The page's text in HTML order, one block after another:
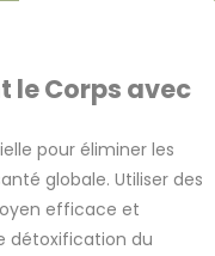
le Corps avec
pour éliminer les
globale. Utiliser des
efficace et
détoxification du